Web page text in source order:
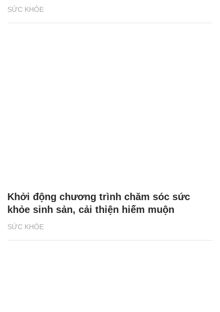
SỨC KHỎE
SỨC KHỎE
Khởi động chương trình chăm sóc sức
khỏe sinh sản, cải thiện hiếm muộn